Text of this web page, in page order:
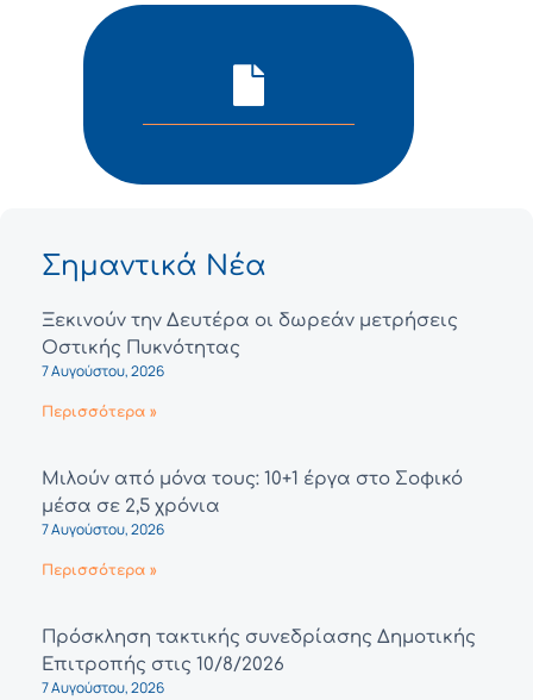
Σημαντικά Νέα
Ξεκινούν την Δευτέρα οι δωρεάν μετρήσεις
Οστικής Πυκνότητας
7 Αυγούστου, 2026
Περισσότερα »
Μιλούν από μόνα τους: 10+1 έργα στο Σοφικό
μέσα σε 2,5 χρόνια
7 Αυγούστου, 2026
Περισσότερα »
Πρόσκληση τακτικής συνεδρίασης Δημοτικής
Επιτροπής στις 10/8/2026
7 Αυγούστου, 2026